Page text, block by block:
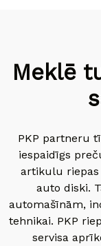
Meklē
PKP partneru
iespaidīgs
artikulu riepas
auto diski.
automašīnām,
tehnikai. PKP
servisa